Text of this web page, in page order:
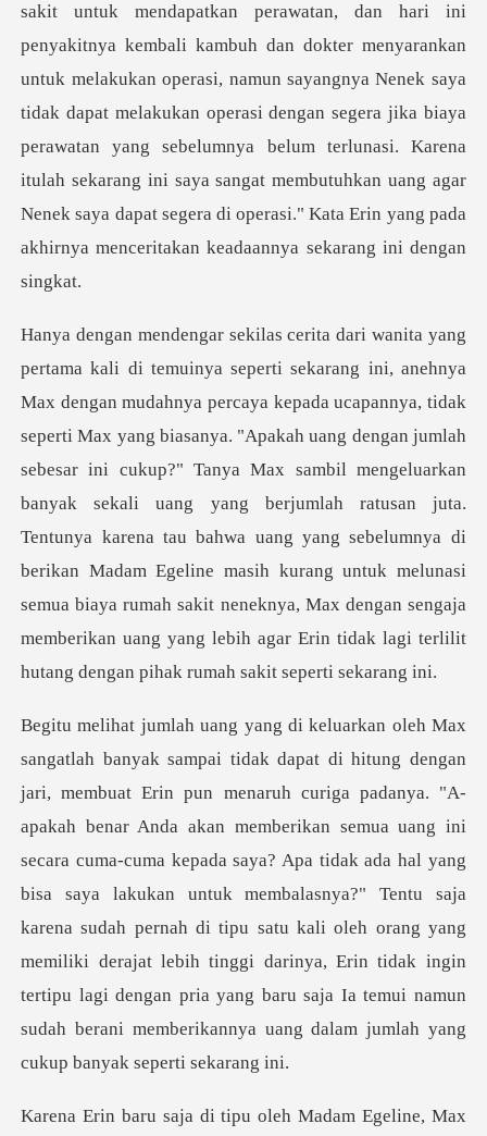
sakit untuk mendapatkan perawatan, dan hari ini
penyakitnya kembali kambuh dan dokter menyarankan
untuk melakukan operasi, namun sayangnya Nenek saya
tidak dapat melakukan operasi dengan segera jika b
akah uang dengan jumlah
sebesar ini cukup?" Tanya Max sambil mengeluarkan
banyak sekali uang yang berjumlah ratusan juta.
Tentunya karena tau bahwa uang yang sebelumnya di
berikan Madam Egelin
rikan semua uang ini
secara cuma-cuma kepada saya? Apa tidak ada hal yang
bisa saya lakukan untuk membalasnya?" Tentu saja
karena sudah pernah di tipu satu kali oleh orang yang
memiliki